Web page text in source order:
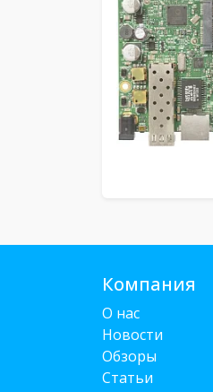
Компания
О нас
Новости
Обзоры
Статьи